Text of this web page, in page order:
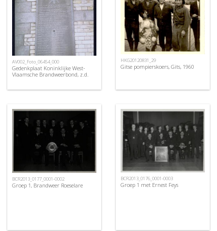
AV002_Foto_06454_000
Gedenkplaat Koninklijke West-
Vlaamsche Brandweerbond, z.d.
HKG20120831_29
Gitse pompierskoers, Gits, 1960
BCR2013_0177_0001-0002
Groep 1, Brandweer Roeselare
BCR2013_0176_0001-0003
Groep 1 met Ernest Feys